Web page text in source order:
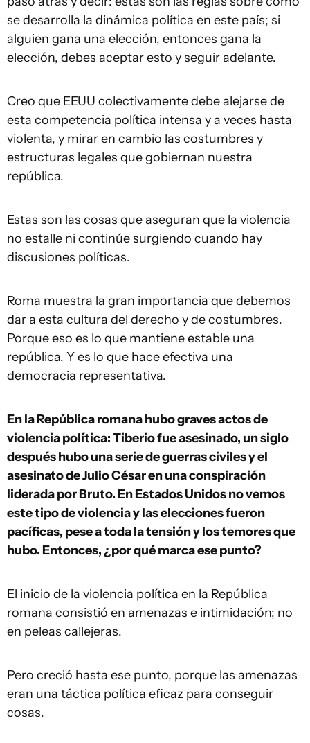
se desarrolla la dinámica política en este país; si
alguien gana una elección, entonces gana la
elección, debes aceptar esto y seguir adelante.
Creo que EEUU colectivamente debe alejarse de
esta competencia política intensa y a veces hasta
violenta, y mirar en cambio las costumbres y
estructuras legales que gobiernan nuestra
república.
Estas son las cosas que aseguran que la violencia
no estalle ni continúe surgiendo cuando hay
discusiones políticas.
Roma muestra la gran importancia que debemos
dar a esta cultura del derecho y de costumbres.
Porque eso es lo que mantiene estable una
república. Y es lo que hace efectiva una
democracia representativa.
En la República romana hubo graves actos de
violencia política: Tiberio fue asesinado, un siglo
después hubo una serie de guerras civiles y el
asesinato de Julio César en una conspiración
liderada por Bruto. En Estados Unidosno vemos
este tipo de violencia y las elecciones fueron
pacíficas, pese a toda la tensión y los temores que
hubo. Entonces, ¿por qué marca ese punto?
El inicio de la violencia política en la República
romana consistió en amenazas e intimidación; no
en peleas callejeras.
Pero creció hasta ese punto, porque las amenazas
eran una táctica política eficaz para conseguir
cosas.